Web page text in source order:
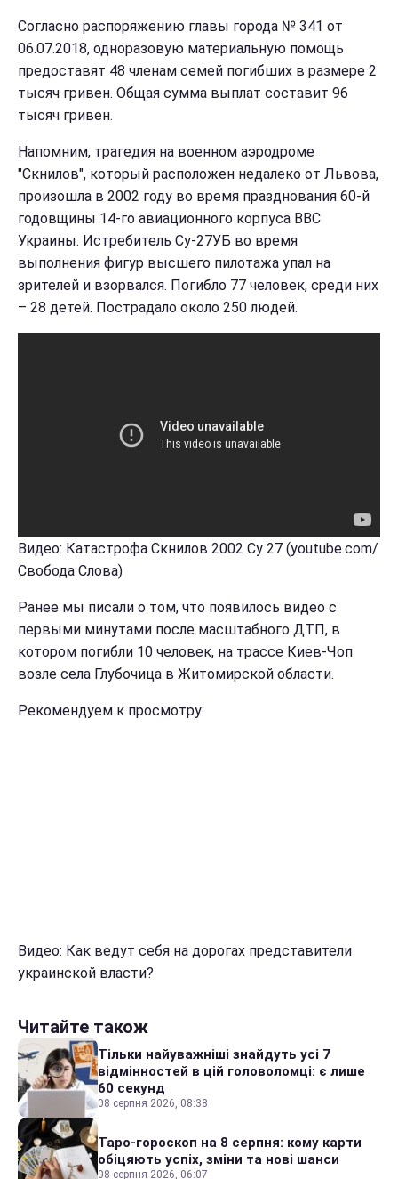
Согласно распоряжению главы города № 341 от
06.07.2018, одноразовую материальную помощь
предоставят 48 членам семей погибших в размере 2
тысяч гривен. Общая сумма выплат составит 96
тысяч гривен.
Напомним, трагедия на военном аэродроме
"Скнилов", который расположен недалеко от Львова,
произошла в 2002 году во время празднования 60-й
годовщины 14-го авиационного корпуса ВВС
Украины. Истребитель Су-27УБ во время
выполнения фигур высшего пилотажа упал на
зрителей и взорвался. Погибло 77 человек, среди них
– 28 детей. Пострадало около 250 людей.
Видео: Катастрофа Скнилов 2002 Су 27 (youtube.com/
Свобода Слова)
Ранее мы писали о том, что появилось видео с
первыми минутами после масштабного ДТП, в
котором погибли 10 человек, на трассе Киев-Чоп
возле села Глубочица в Житомирской области.
Рекомендуем к просмотру:
Видео: Как ведут себя на дорогах представители
украинской власти?
Читайте також
Тільки найуважніші знайдуть усі 7
відмінностей в цій головоломці: є лише
60 секунд
08 серпня 2026, 08:38
Таро-гороскоп на 8 серпня: кому карти
обіцяють успіх, зміни та нові шанси
08 серпня 2026, 06:07